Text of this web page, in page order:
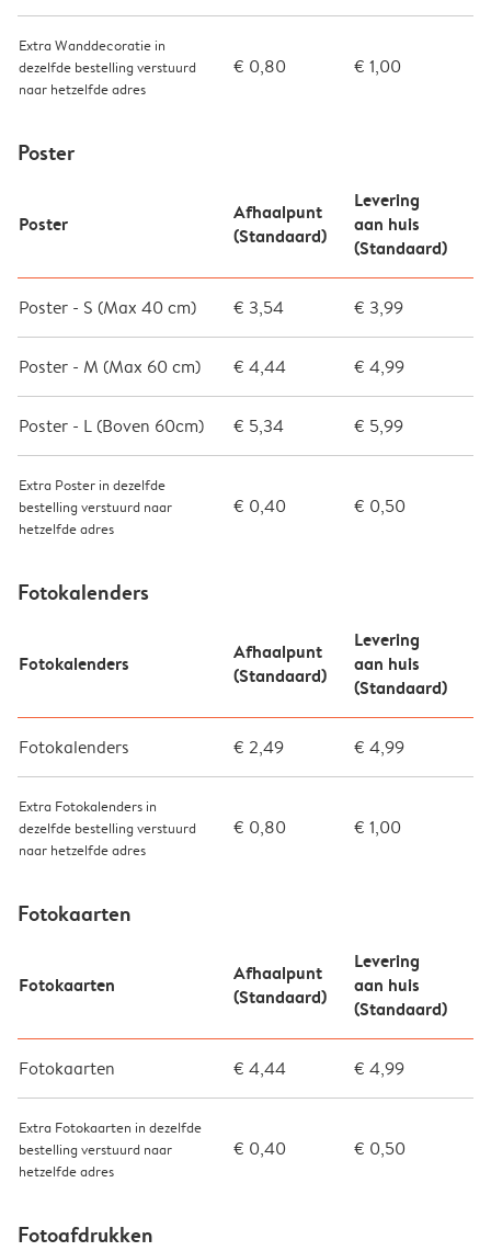
Extra Wanddecoratie in
dezelfde bestelling verstuurd
naar hetzelfde adres
€ 0,80 € 1,00
Poster
Poster
Afhaalpunt
(Standaard)
Levering
aan huis
(Standaard)
Poster - S (Max 40 cm) € 3,54 € 3,99
Poster - M (Max 60 cm) € 4,44 € 4,99
Poster - L (Boven 60cm) € 5,34 € 5,99
Extra Poster in dezelfde
bestelling verstuurd naar
hetzelfde adres
€ 0,40 € 0,50
Fotokalenders
Fotokalenders
Afhaalpunt
(Standaard)
Levering
aan huis
(Standaard)
Fotokalenders € 2,49 € 4,99
Extra Fotokalenders in
dezelfde bestelling verstuurd
naar hetzelfde adres
€ 0,80 € 1,00
Fotokaarten
Fotokaarten
Afhaalpunt
(Standaard)
Levering
aan huis
(Standaard)
Fotokaarten € 4,44 € 4,99
Extra Fotokaarten in dezelfde
bestelling verstuurd naar
hetzelfde adres
€ 0,40 € 0,50
Fotoafdrukken